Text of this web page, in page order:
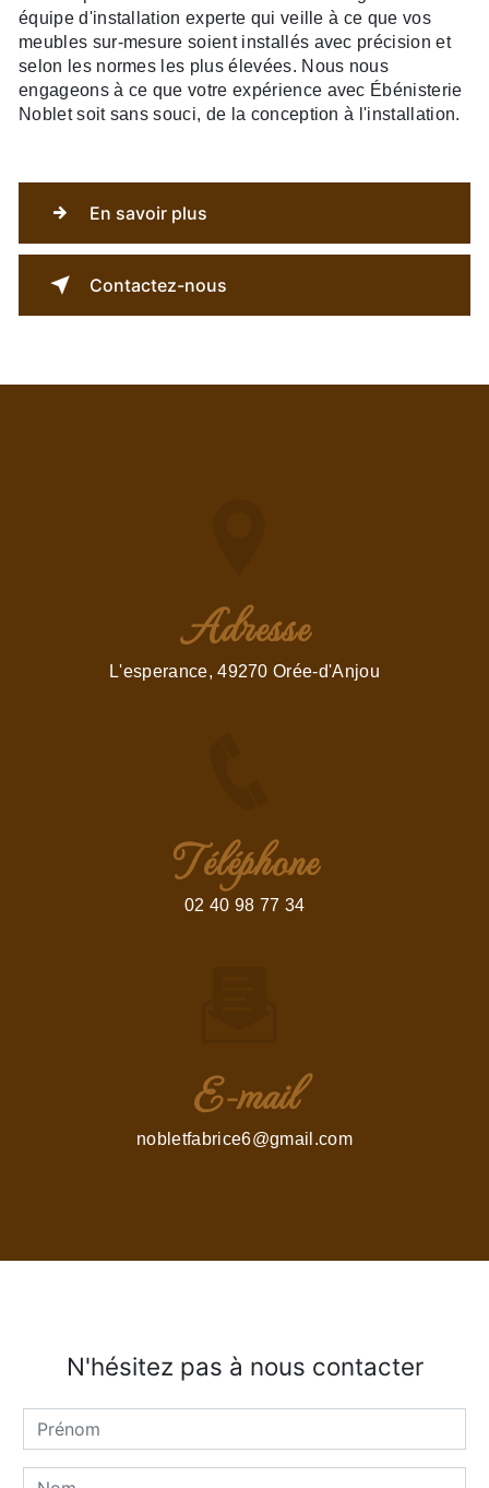
équipe d'installation experte qui veille à ce que vos
meubles sur-mesure soient installés avec précision et
selon les normes les plus élevées. Nous nous
engageons à ce que votre expérience avec Ébénisterie
Noblet soit sans souci, de la conception à l'installation.
En savoir plus
Contactez-nous
Adresse
L'esperance, 49270 Orée-d'Anjou
Téléphone
02 40 98 77 34
E-mail
nobletfabrice6@gmail.com
N'hésitez pas à nous contacter